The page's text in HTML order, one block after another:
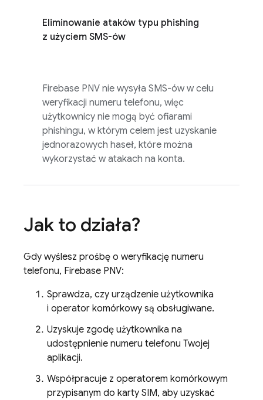
Eliminowanie ataków typu phishing
z użyciem SMS-ów
Firebase PNV nie wysyła SMS-ów w celu
weryfikacji numeru telefonu, więc
użytkownicy nie mogą być ofiarami
phishingu, w którym celem jest uzyskanie
jednorazowych haseł, które można
wykorzystać w atakach na konta.
Jak to działa?
Gdy wyślesz prośbę o weryfikację numeru
telefonu, Firebase PNV:
Sprawdza, czy urządzenie użytkownika
i operator komórkowy są obsługiwane.
Uzyskuje zgodę użytkownika na
udostępnienie numeru telefonu Twojej
aplikacji.
Współpracuje z operatorem komórkowym
przypisanym do karty SIM, aby uzyskać